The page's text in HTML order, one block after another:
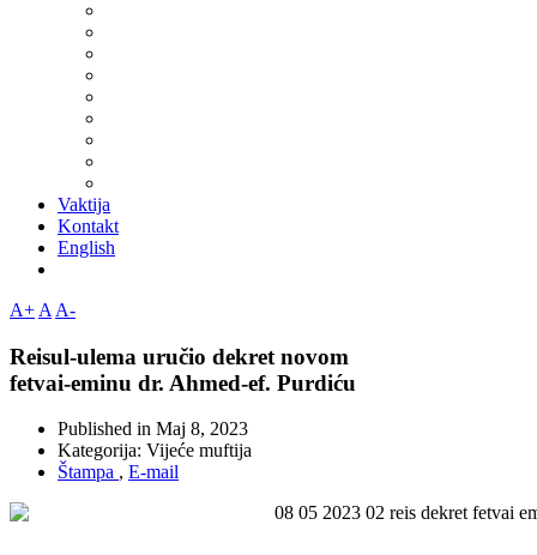
Vaktija
Kontakt
English
A+ A A-
Reisul-ulema uručio dekret novom
fetvai-eminu dr. Ahmed-ef. Purdiću
Published in Maj 8, 2023
Kategorija: Vijeće muftija
Štampa , E-mail